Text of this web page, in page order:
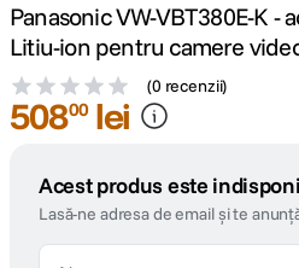
Panasonic VW-VBT380E-K -
Litiu-ion pentru camere
(0 recenzii)
50800 lei
Acest produs este
Lasă-ne adresa de email și te